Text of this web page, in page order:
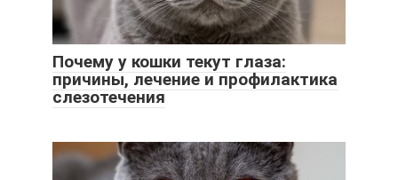
Почему у кошки текут глаза:
причины, лечение и профилактика
слезотечения